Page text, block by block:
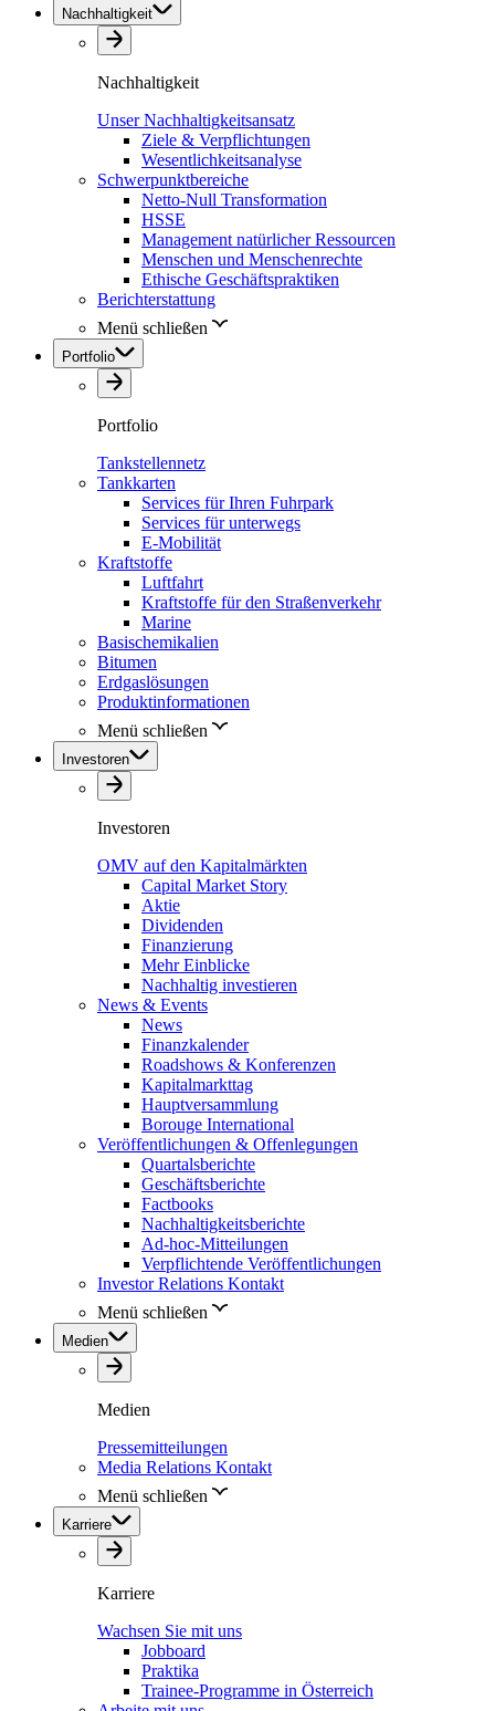
Nachhaltigkeit
Nachhaltigkeit
Unser Nachhaltigkeitsansatz
Ziele & Verpflichtungen
Wesentlichkeitsanalyse
Schwerpunktbereiche
Netto-Null Transformation
HSSE
Management natürlicher Ressourcen
Menschen und Menschenrechte
Ethische Geschäftspraktiken
Berichterstattung
Menü schließen
Portfolio
Portfolio
Tankstellennetz
Tankkarten
Services für Ihren Fuhrpark
Services für unterwegs
E-Mobilität
Kraftstoffe
Luftfahrt
Kraftstoffe für den Straßenverkehr
Marine
Basischemikalien
Bitumen
Erdgaslösungen
Produktinformationen
Menü schließen
Investoren
Investoren
OMV auf den Kapitalmärkten
Capital Market Story
Aktie
Dividenden
Finanzierung
Mehr Einblicke
Nachhaltig investieren
News & Events
News
Finanzkalender
Roadshows & Konferenzen
Kapitalmarkttag
Hauptversammlung
Borouge International
Veröffentlichungen & Offenlegungen
Quartalsberichte
Geschäftsberichte
Factbooks
Nachhaltigkeitsberichte
Ad-hoc-Mitteilungen
Verpflichtende Veröffentlichungen
Investor Relations Kontakt
Menü schließen
Medien
Medien
Pressemitteilungen
Media Relations Kontakt
Menü schließen
Karriere
Karriere
Wachsen Sie mit uns
Jobboard
Praktika
Trainee-Programme in Österreich